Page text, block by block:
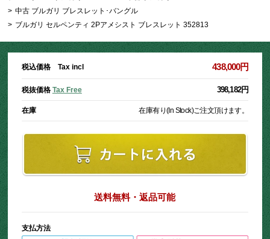
> 中古 ブルガリ ブレスレット･バングル
> ブルガリ セルペンティ 2Pアメシスト ブレスレット 352813
税込価格 Tax incl 438,000円
税抜価格 Tax Free 398,182円
在庫 在庫有り(In Stock)ご注文頂けます。
送料無料・返品可能
支払方法